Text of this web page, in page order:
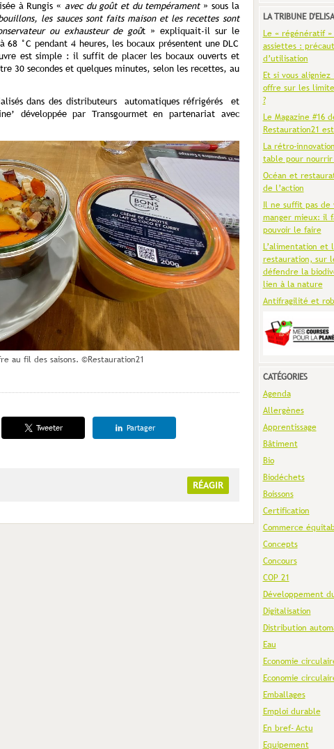
à Rungis « avec du goût et du tempérament» sous la
les sauces sont faits maison et les recettes sont
ou exhausteur de goût » expliquait-il sur le
68 °C pendant 4 heures, les bocaux présentent une DLC
est simple : il suffit de placer les bocaux ouverts et
30 secondes et quelques minutes, selon les recettes, au
dans des distributeurs automatiques réfrigérés et
développée par Transgourmet en partenariat avec
au fil des saisons. ©Restauration21
Tweeter Partager
RÉAGIR
LA TRIBUNE
Le « régénératif »
assiettes :
d’utilisation
Et si vous aligniez
offre sur les
?
Le Magazine #16
Restauration21
La rétro-
table pour
Océan et
de l’action
Il ne suffit pas de
manger mieux: il
pouvoir le faire
L’alimentation et
restauration, sur
défendre la
lien à la nature
Antifragilité et
CATÉGORIES
Agenda
Allergènes
Apprentissage
Bâtiment
Bio
Biodéchets
Boissons
Certification
Commerce
Concepts
Concours
COP 21
Développement
Digitalisation
Distribution
Eau
Economie
Economie
Emballages
Emploi durable
En bref- Actu
Equipement